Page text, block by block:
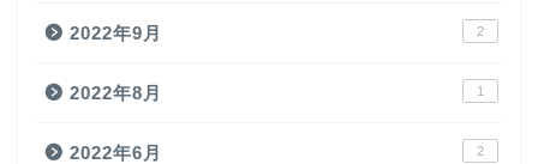
2022年9月 2
2022年8月 1
2022年6月 2